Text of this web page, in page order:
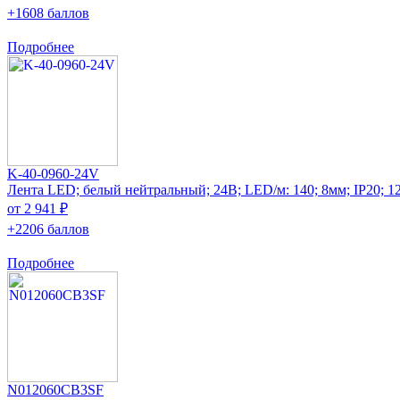
+1608 баллов
Подробнее
K-40-0960-24V
Лента LED; белый нейтральный; 24В; LED/м: 140; 8мм; IP20;
от 2 941 ₽
+2206 баллов
Подробнее
N012060CB3SF